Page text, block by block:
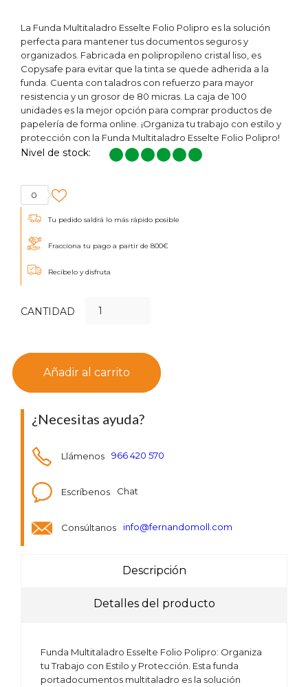
La Funda Multitaladro Esselte Folio Polipro es la solución
perfecta para mantener tus documentos seguros y
organizados. Fabricada en polipropileno cristal liso, es
Copysafe para evitar que la tinta se quede adherida a la
funda. Cuenta con taladros con refuerzo para mayor
resistencia y un grosor de 80 micras. La caja de 100
unidades es la mejor opción para comprar productos de
papelería de forma online. ¡Organiza tu trabajo con estilo y
protección con la Funda Multitaladro Esselte Folio Polipro!
Nivel de stock:
0
Tu pedido saldrá lo más rápido posible
Fracciona tu pago a partir de 800€
Recíbelo y disfruta
CANTIDAD
Añadir al carrito
¿Necesitas ayuda?
Llámenos 966 420 570
Escríbenos Chat
Consúltanos info@fernandomoll.com
Descripción
Detalles del producto
Funda Multitaladro Esselte Folio Polipro: Organiza
tu Trabajo con Estilo y Protección. Esta funda
portadocumentos multitaladro es la solución